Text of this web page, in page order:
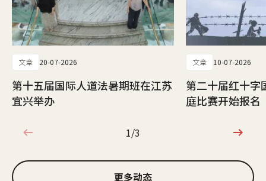
文章 20-07-2026
第十五届国际人道法暑期班在江苏
宜兴举办
文章 10-07-2026
第二十届红十字
庭比赛开始报名
1/3
1/3
更多动态